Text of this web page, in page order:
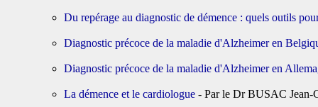
Du repérage au diagnostic de démence : quels outils
Diagnostic précoce de la maladie d'Alzheimer en
Diagnostic précoce de la maladie d'Alzheimer en
La démence et le cardiologue - Par le Dr BUSAC Jean-